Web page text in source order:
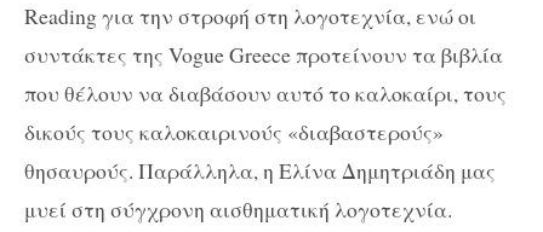
Reading για την στροφή στη λογοτεχνία, ενώ οι
συντάκτες της Vogue Greece προτείνουν τα βιβλία
που θέλουν να διαβάσουν αυτό το καλοκαίρι, τους
δικούς τους καλοκαιρινούς «διαβαστερούς»
θησαυρούς. Παράλληλα, η Ελίνα Δημητριάδη μας
μυεί στη σύγχρονη αισθηματική λογοτεχνία.